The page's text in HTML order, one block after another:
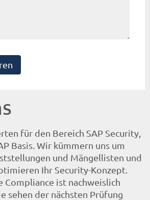
für den Bereich SAP Security,
Basis. Wir kümmern uns um
und Mängellisten und
Ihr Security-Konzept.
Compliance ist nachweislich
sehen der nächsten Prüfung